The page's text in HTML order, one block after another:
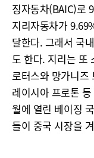
징자동차(BAIC)로
지리자동차가
달한다. 그래서 국
도 한다. 지리는 또
로터스와 망가니즈
레이시아 프로톤
월에 열린 베이징
들이 중국 시장을